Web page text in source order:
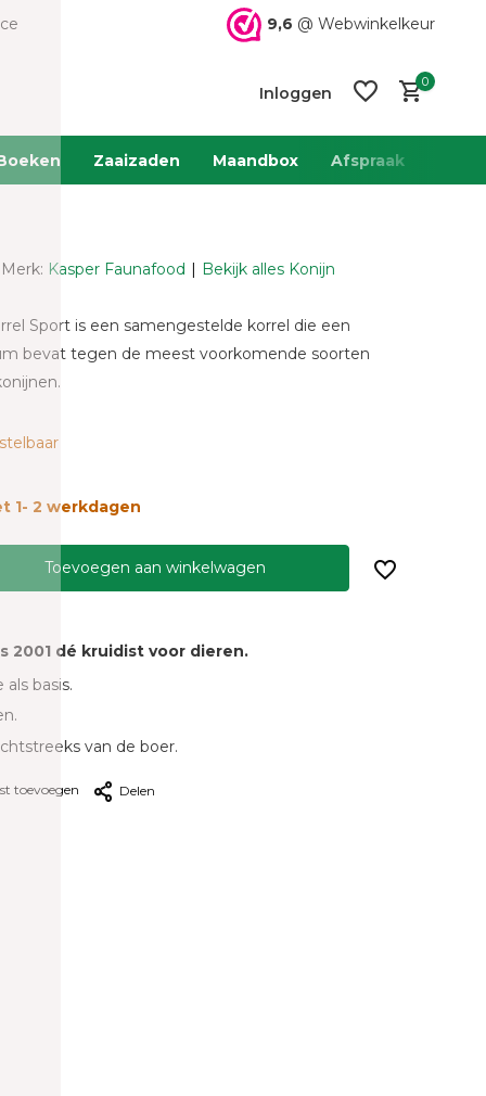
9,6 @ Webwinkelkeur
Inloggen
Account
0
Zaaizaden Maandbox Afspraak
Merk: Kasper Faunafood Bekijk alles Konijn
Sport is een samengestelde korrel die een
bevat tegen de meest voorkomende soorten
1- 2 werkdagen
Toevoegen aan winkelwagen
2001 dé kruidist voor dieren.
basis.
van de boer.
toevoegen Delen